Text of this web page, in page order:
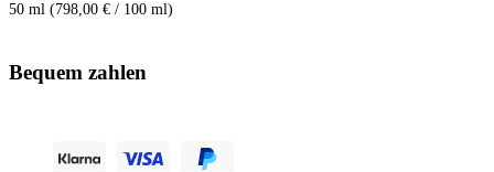
50 ml (798,00 € / 100 ml)
Bequem zahlen